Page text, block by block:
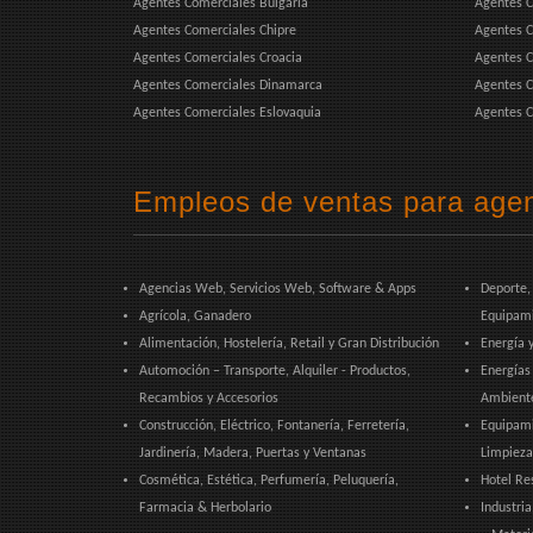
Agentes Comerciales Bulgaria
Agentes Comerciales Chipre
Agentes Comerciales Croacia
Agentes Comerciales Dinamarca
Agentes Comerciales Eslovaquia
Agentes
Agentes
Agentes
Agentes
Agentes
Empleos de ventas para
Agencias Web, Servicios Web, Software & Apps
Agrícola, Ganadero
Alimentación, Hostelería, Retail y Gran Distribución
Automoción – Transporte, Alquiler - Productos,
Recambios y Accesorios
Construcción, Eléctrico, Fontanería, Ferretería,
Jardinería, Madera, Puertas y Ventanas
Cosmética, Estética, Perfumería, Peluquería,
Farmacia & Herbolario
Energía
Hotel